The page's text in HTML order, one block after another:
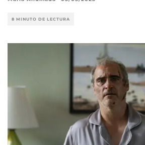
8 MINUTO DE LECTURA